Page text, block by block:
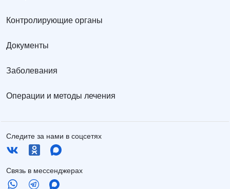
Контролирующие органы
Документы
Заболевания
Операции и методы лечения
Следите за нами в соцсетях
Связь в мессенджерах